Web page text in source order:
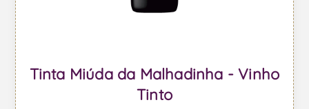
Tinta Miúda da Malhadinha - Vinho
Tinto